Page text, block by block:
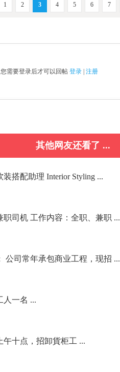
1 2 3 4 5 6 7
您需要登录后才可以回帖 登录 | 注册
其他网友还看了 ...
搭配助理 Interior Styling ...
职司机 工作内容：全职、兼职 ...
公司常年承包商业工程，现招 ...
人一名 ...
午十点，招卸貨柜工 ...